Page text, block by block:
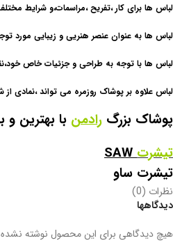
لباس ها برای کار ،تفریح ،مراسمات،و شرایط
لباس ها به عنوان عنصر هنریی و زیبایی مورد
لباس ها با توجه به طراحی و جزئیات خاص
لباس علاوه بر پوشاک روزمره می تواند
پوشاک بزرگ رادمن با بهترین
تیشرتSAW
تیشرت ساو
نظرات (0)
دیدگاهها
هیچ دیدگاهی برای این محصول نوشته